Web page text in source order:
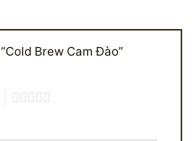
Brew Cam Đào”